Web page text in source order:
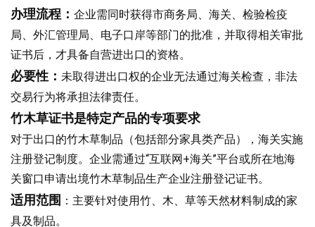
办理流程： 企业需同时获得市商务局、海关、检验检疫
局、外汇管理局、电子口岸等部门的批准，并取得相关审批
证书后，才具备自营进出口的资格。
必要性： 未取得进出口权的企业无法通过海关检查，非法
交易行为将承担法律责任。
竹木草证书是特定产品的专项要求
对于出口的竹木草制品（包括部分家具类产品），海关实施
注册登记制度。企业需通过“互联网+海关”平台或所在地海
关窗口申请出境竹木草制品生产企业注册登记证书。
适用范围 ：主要针对使用竹、木、草等天然材料制成的家
具及制品。